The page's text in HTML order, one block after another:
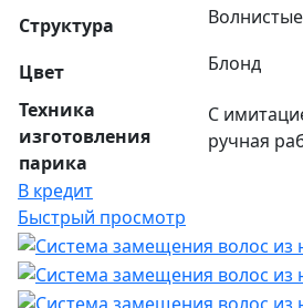
Структура Волнистые
Цвет
Блонд
Техника
изготовления
парика
С
ручная
В кредит
Быстрый просмотр